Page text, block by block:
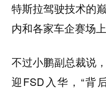
特斯拉驾驶技术的
内和各家车企赛场上
不过小鹏副总裁说
迎FSD入华，“背